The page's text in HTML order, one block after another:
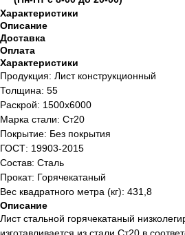
Характеристики
Описание
Доставка
Оплата
Характеристики
Продукция: Лист конструкционный
Толщина: 55
Раскрой: 1500х6000
Марка стали: Ст20
Покрытие: Без покрытия
ГОСТ: 19903-2015
Состав: Сталь
Прокат: Горячекатаный
Вес квадратного метра (кг): 431,8
Описание
Лист стальной горячекатаный